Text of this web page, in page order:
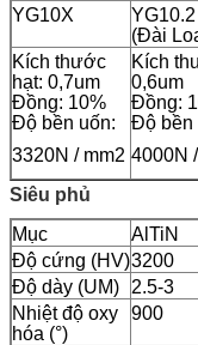
YG10X
(Đài
Kích thước
hạt: 0,7um
Đồng: 10%
Độ bền uốn:
3320N / mm2
Kích
0,6um
Đồng:
Độ bền
4000N
Siêu phủ
Mục
AlTiN
Độ cứng (HV)3200
Độ dày (UM)
2.5-3
Nhiệt độ oxy
hóa (°)
900